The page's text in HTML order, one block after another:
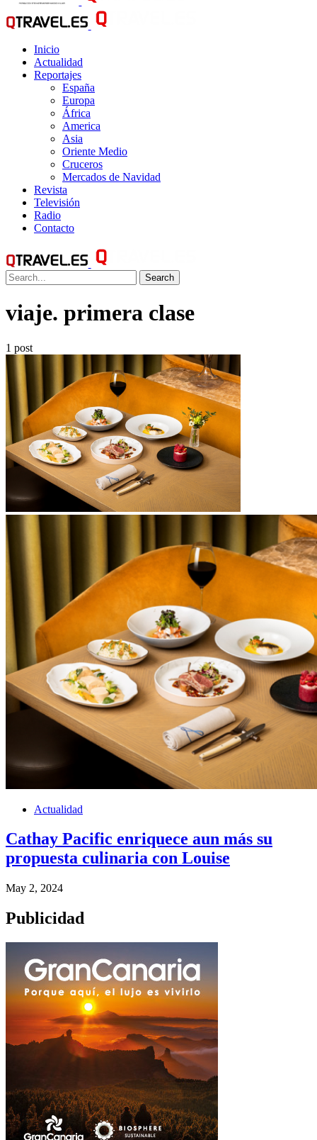
Inicio
Actualidad
Reportajes
España
Europa
África
America
Asia
Oriente Medio
Cruceros
Mercados de Navidad
Revista
Televisión
Radio
Contacto
Search
viaje. primera clase
1 post
Actualidad
Cathay Pacific enriquece aun más su
propuesta culinaria con Louise
May 2, 2024
Publicidad